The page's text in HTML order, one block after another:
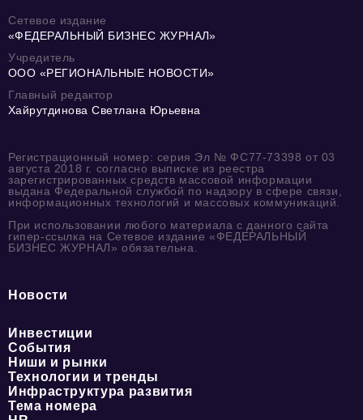
Сетевое издание
«ФЕДЕРАЛЬНЫЙ БИЗНЕС ЖУРНАЛ»
Учредитель
ООО «РЕГИОНАЛЬНЫЕ НОВОСТИ»
Главный редактор
Хайрутдинова Светлана Юрьевна
Регистрационный номер: серия Эл № ФС77-73398 от 03
августа 2018 г. согласно выписке из реестра
зарегистрированных средств массовой информации
выдана Федеральной службой по надзору в сфере связи,
информационных технологий и массовых коммуникаций.
При использовании любого материала с данного сайта
гипер-ссылка на Сетевое издание «ФЕДЕРАЛЬНЫЙ
БИЗНЕС ЖУРНАЛ» обязательна.
Новости
Инвестиции
События
Ниши и рынки
Технологии и тренды
Инфраструктура развития
Тема номера